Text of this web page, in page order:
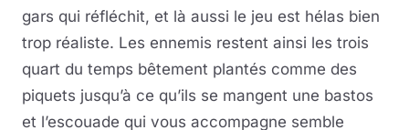
gars qui réfléchit, et là aussi le jeu est hélas bien
trop réaliste. Les ennemis restent ainsi les trois
quart du temps bêtement plantés comme des
piquets jusqu’à ce qu’ils se mangent une bastos
et l’escouade qui vous accompagne semble